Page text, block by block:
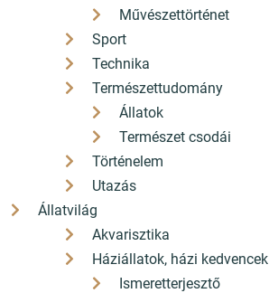
Művészettörténet
Sport
Technika
Természettudomány
Állatok
Természet csodái
Történelem
Utazás
Állatvilág
Akvarisztika
Háziállatok, házi kedvencek
Ismeretterjesztő
4 499 Ft
4 050
Kedvezmény 450 Ft (10%)
ÁFÁ-val, Szállítási költségek
nélkül